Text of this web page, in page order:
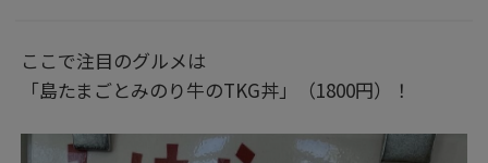
ここで注目のグルメは
「島たまごとみのり牛のTKG丼」（1800円）！